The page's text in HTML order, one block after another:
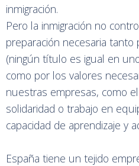
inmigración.
Pero la inmigración no
preparación necesaria tanto
(ningún título es igual en
como por los valores
nuestras empresas, como
solidaridad o trabajo en
capacidad de aprendizaje y
España tiene un tejido